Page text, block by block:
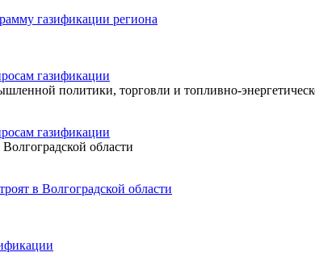
газификации региона
газификации
политики, торговли и топливно-
газификации
области
в Волгоградской области